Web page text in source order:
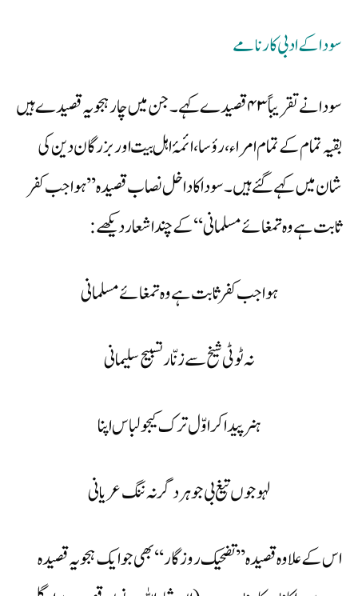
سودا کےادبی کارنامے
سودا نے تقریباً ۴۳ قصیدے کہے۔ جن میں چار ہجویہ قصیدے ہیں
بقیہ تمام کے تمام امراء، رؤسا،ائمۂ اہل بیت اور بزرگان دین کی
شان میں کہے گئے ہیں۔سودا کا داخل نصاب قصیدہ ’’ہوا جب کفر
ثابت ہے وہ تمغائے مسلمانی‘‘ کے چند اشعار دیکھے:
ہوا جب کفر ثابت ہے وہ تمغائے مسلمانی
نہ ٹوٹی شیخ سے زنّار تسبیح سلیمانی
ہنر پیدا کر اوّل ترک کیجو لباس اپنا
لہو جوں تیغ بی جوہر دگر نہ ننگ عریانی
اس کے علاوہ قصیدہ ’’تضحیک روزگار‘‘ بھی جو ایک ہجویہ قصیدہ